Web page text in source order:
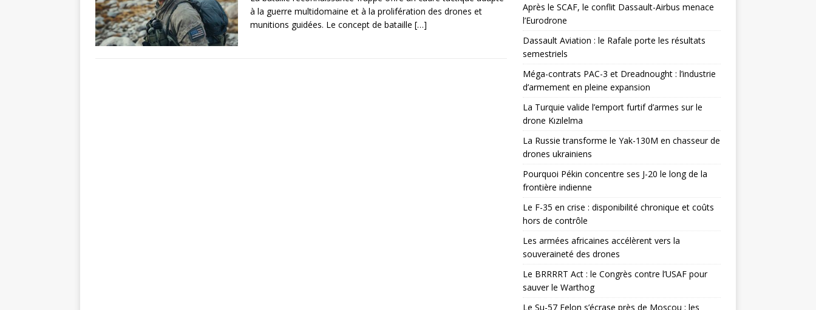
à la guerre multidomaine et à la prolifération des drones et
munitions guidées. Le concept de bataille […]
Après le SCAF, le conflit Dassault-Airbus menace
l’Eurodrone
Dassault Aviation : le Rafale porte les résultats
semestriels
Méga-contrats PAC-3 et Dreadnought : l’industrie
d’armement en pleine expansion
La Turquie valide l’emport furtif d’armes sur le
drone Kızılelma
La Russie transforme le Yak-130M en chasseur de
drones ukrainiens
Pourquoi Pékin concentre ses J-20 le long de la
frontière indienne
Le F-35 en crise : disponibilité chronique et coûts
hors de contrôle
Les armées africaines accélèrent vers la
souveraineté des drones
Le BRRRRT Act : le Congrès contre l’USAF pour
sauver le Warthog
Le Su-57 Felon s’écrase près de Moscou : les